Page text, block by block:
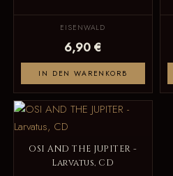
EISENWALD
6,90 €
IN DEN WARENKORB
OSI AND THE JUPITER -
Larvatus, CD